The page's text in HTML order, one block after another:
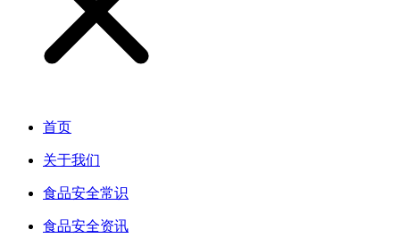
首页
关于我们
食品安全常识
食品安全资讯